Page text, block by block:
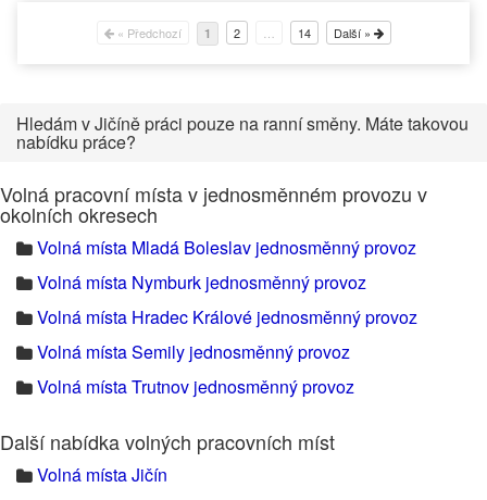
« Předchozí 1 2 14 Další »
Hledám v Jičíně práci pouze na ranní směny. Máte takovou
nabídku práce?
Volná pracovní místa v jednosměnném provozu v
okolních okresech
Volná místa Mladá Boleslav jednosměnný provoz
Volná místa Nymburk jednosměnný provoz
Volná místa Hradec Králové jednosměnný provoz
Volná místa Semily jednosměnný provoz
Volná místa Trutnov jednosměnný provoz
Další nabídka volných pracovních míst
Volná místa Jičín